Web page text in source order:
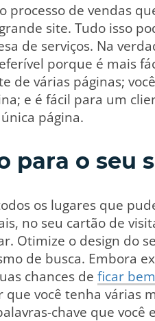
de vendas
site. Tudo isso
de serviços. Na
porque é mais
de várias páginas;
e é fácil para um
página.
para o seu
os lugares que
no seu cartão de
Otimize o design do
de busca. Embora
chances de ficar
você tenha várias
chave que você